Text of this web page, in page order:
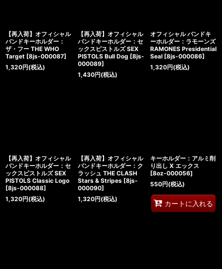
【再入荷】オフィシャル
バンドキーホルダー：
ザ・フー THE WHO
Target [8js-000087]
1,320円(税込)
【再入荷】オフィシャル
バンドキーホルダー：セ
ックスピストルズ SEX
PISTOLS Bull Dog [8js-
000089]
1,430円(税込)
オフィシャル バンドキ
ーホルダー：ラモーンズ
RAMONES Presidential
Seal [8js-000086]
1,320円(税込)
【再入荷】オフィシャル
バンドキーホルダー：セ
ックスピストルズ SEX
PISTOLS Classic Logo
[8js-000088]
1,320円(税込)
【再入荷】オフィシャル
バンドキーホルダー：ク
ラッシュ THE CLASH
Stars & Stripes [8js-
000090]
1,320円(税込)
キーホルダー：アルミ削
り出し X エックス
[8oz-000056]
550円(税込)
カートに入れる